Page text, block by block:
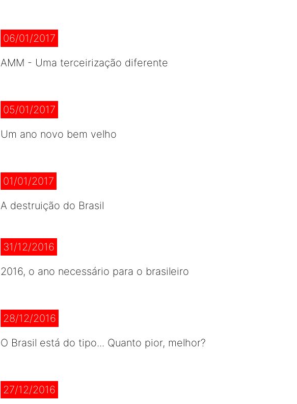
06/01/2017
AMM - Uma terceirização diferente
05/01/2017
Um ano novo bem velho
01/01/2017
A destruição do Brasil
31/12/2016
2016, o ano necessário para o brasileiro
28/12/2016
O Brasil está do tipo... Quanto pior, melhor?
27/12/2016